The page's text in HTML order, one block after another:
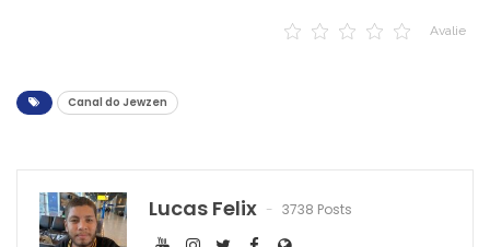
Avalie
Canal do Jewzen
Lucas Felix 3738 Posts